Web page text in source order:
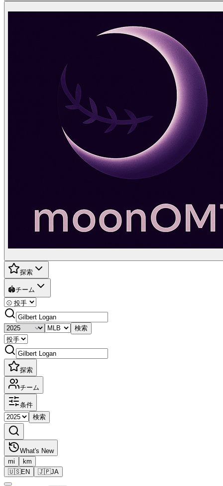
探索
🏟️チーム
検索
探索
チーム
条件
検索
What's New
mi
km
🇺🇸EN 🇯🇵JA